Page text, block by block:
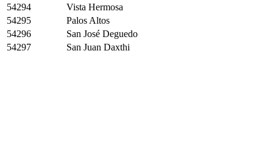
54294
Vista Hermosa
54295
Palos Altos
54296
San José Deguedo
54297
San Juan Daxthi